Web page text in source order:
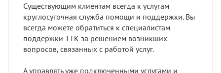
Существующим клиентам всегда к услугам
круглосуточная служба помощи и поддержки. Вы
всегда можете обратиться к специалистам
поддержки ТТК за решением возникших
вопросов, связанных с работой услуг.
А управлять уже подключенными услугами и